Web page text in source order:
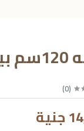
قنديل
(
0
)